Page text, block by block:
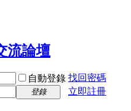
自動登錄 找回密碼
登錄
立即註冊